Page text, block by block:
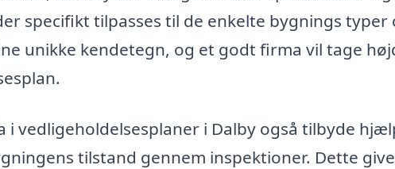
specifikt tilpasses til de enkelte bygnings typer
unikke kendetegn, og et godt firma vil tage
i vedligeholdelsesplaner i Dalby også tilbyde
tilstand gennem inspektioner. Dette